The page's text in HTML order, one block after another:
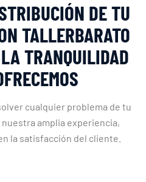
DE TU
TALLERBARATO
TRANQUILIDAD
cualquier problema de tu
nuestra amplia experiencia,
la satisfacción del cliente.